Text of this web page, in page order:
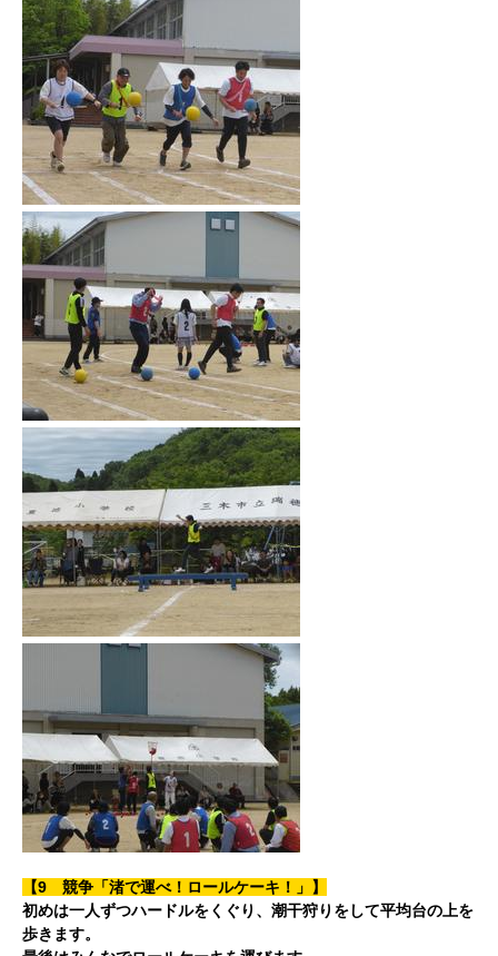
【9 競争「渚で運べ！ロールケーキ！」】
初めは一人ずつハードルをくぐり、潮干狩りをして平均台の上を
歩きます。